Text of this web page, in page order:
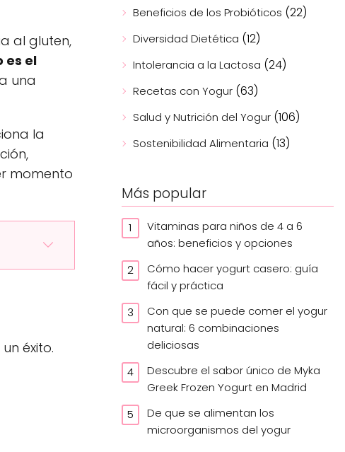
al gluten,
es el
una
la
momento
éxito.
Beneficios de los Probióticos (22)
Diversidad Dietética (12)
Intolerancia a la Lactosa (24)
Recetas con Yogur(63)
Salud y Nutrición del Yogur(106)
Sostenibilidad Alimentaria (13)
Más popular
Vitaminas para niños de 4 a 6
años: beneficios y opciones
Cómo hacer yogurt casero: guía
fácil y práctica
Con que se puede comer el yogur
natural: 6 combinaciones
deliciosas
Descubre el sabor único de Myka
Greek Frozen Yogurt en Madrid
De que se alimentan los
microorganismos del yogur